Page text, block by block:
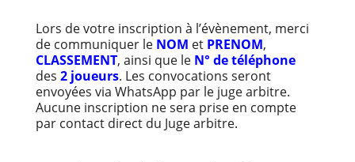
Lors de votre inscription à l’évènement, merci
de communiquer le NOM et PRENOM,
CLASSEMENT, ainsi que le N° de téléphone
des 2 joueurs. Les convocations seront
envoyées via WhatsApp par le juge arbitre.
Aucune inscription ne sera prise en compte
par contact direct du Juge arbitre.